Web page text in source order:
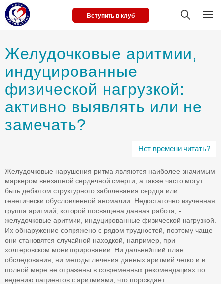
Вступить в клуб
Желудочковые аритмии,
индуцированные
физической нагрузкой:
активно выявлять или не
замечать?
Нет времени читать?
Желудочковые нарушения ритма являются наиболее значимым
маркером внезапной сердечной смерти, а также часто могут
быть дебютом структурного заболевания сердца или
генетически обусловленной аномалии. Недостаточно изученная
группа аритмий, которой посвящена данная работа, -
желудочковые аритмии, индуцированные физической нагрузкой.
Их обнаружение сопряжено с рядом трудностей, поэтому чаще
они становятся случайной находкой, например, при
холтеровском мониторировании. Ни дальнейший план
обследования, ни методы лечения данных аритмий четко и в
полной мере не отражены в современных рекомендациях по
ведению пациентов с аритмиями, что порождает